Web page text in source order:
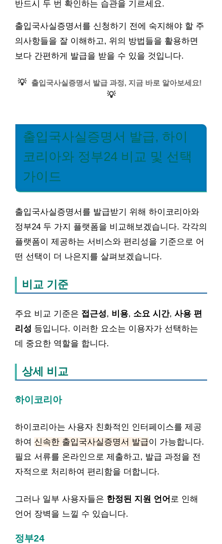
반드시 두 번 확인하는 습관을 기르세요.
출입국사실증명서를 신청하기 전에 숙지해야 할 주
의사항들을 잘 이해하고, 위의 방법들을 활용하면
보다 간편하게 발급을 받을 수 있을 것입니다.
💡 출입국사실증명서 발급 과정, 지금 바로 알아보세요!
💡
출입국사실증명서 발급, 하이
코리아와 정부24 비교 및 선택
가이드
출입국사실증명서를 발급받기 위해 하이코리아와
정부24 두 가지 플랫폼을 비교해보겠습니다. 각각의
플랫폼이 제공하는 서비스와 편리성을 기준으로 어
떤 선택이 더 나은지를 살펴보겠습니다.
비교 기준
주요 비교 기준은 접근성, 비용, 소요 시간, 사용 편
리성 등입니다. 이러한 요소는 이용자가 선택하는
데 중요한 역할을 합니다.
상세 비교
하이코리아
하이코리아는 사용자 친화적인 인터페이스를 제공
하여 신속한 출입국사실증명서 발급이 가능합니다.
필요 서류를 온라인으로 제출하고, 발급 과정을 전
자적으로 처리하여 편리함을 더합니다.
그러나 일부 사용자들은 한정된 지원 언어 로 인해
언어 장벽을 느낄 수 있습니다.
정부24